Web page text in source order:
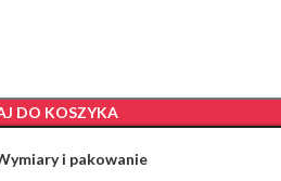
DO KOSZYKA
i pakowanie